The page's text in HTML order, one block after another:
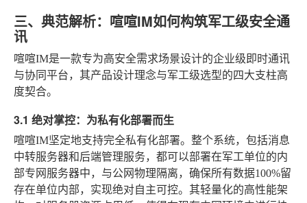
三、典范解析：喧喧IM如何构筑军工级安全通
讯
喧喧IM是一款专为高安全需求场景设计的企业级即时通讯
与协同平台，其产品设计理念与军工级选型的四大支柱高
度契合。
3.1 绝对掌控：为私有化部署而生
喧喧IM坚定地支持完全私有化部署。整个系统，包括消息
中转服务器和后端管理服务，都可以部署在军工单位的内
部专网服务器中，与公网物理隔离，确保所有数据100%留
存在单位内部，实现绝对自主可控。其轻量化的高性能架